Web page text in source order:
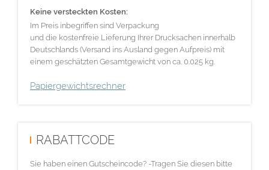
Keine versteckten Kosten:
Im Preis inbegriffen sind Verpackung
und die kostenfreie Lieferung Ihrer Drucksachen innerhalb
Deutschlands (Versand ins Ausland gegen Aufpreis) mit
einem geschätzten Gesamtgewicht von ca. 0.025 kg.
Papiergewichtsrechner
RABATTCODE
Sie haben einen Gutscheincode? -Tragen Sie diesen bitte